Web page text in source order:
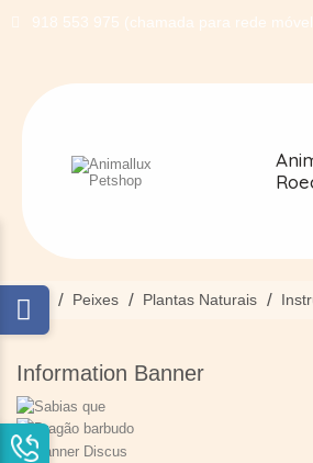
918 553 975 (chamada para rede
Início Peixes Plantas Naturais
Information Banner